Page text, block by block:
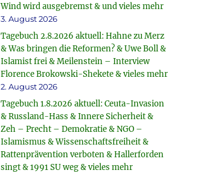
Wind wird ausgebremst & und vieles mehr
3. August 2026
Tagebuch 2.8.2026 aktuell: Hahne zu Merz
& Was bringen die Reformen? & Uwe Boll &
Islamist frei & Meilenstein – Interview
Florence Brokowski-Shekete & vieles mehr
2. August 2026
Tagebuch 1.8.2026 aktuell: Ceuta-Invasion
& Russland-Hass & Innere Sicherheit &
Zeh – Precht – Demokratie & NGO –
Islamismus & Wissenschaftsfreiheit &
Rattenprävention verboten & Hallerforden
singt & 1991 SU weg & vieles mehr